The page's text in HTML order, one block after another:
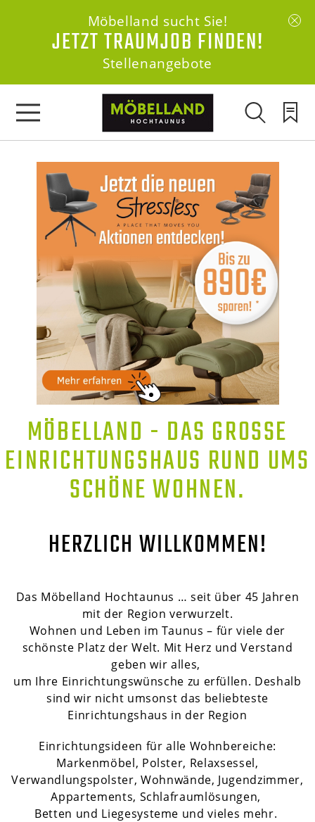
Möbelland sucht Sie!
JETZT TRAUMJOB FINDEN!
Stellenangebote
MÖBELLAND - DAS GROSSE E
INRICHTUNGSHAUS RUND UMS S
CHÖNE WOHNEN.
HERZLICH WILLKOMMEN!
Das Möbelland Hochtaunus … seit über 45 Jahren
mit der Region verwurzelt.
Wohnen und Leben im Taunus – für viele der
schönste Platz der Welt. Mit Herz und Verstand
geben wir alles,
um Ihre Einrichtungswünsche zu erfüllen. Deshalb
sind wir nicht umsonst das beliebteste
Einrichtungshaus in der Region
Einrichtungsideen für alle Wohnbereiche:
Markenmöbel, Polster, Relaxsessel,
Verwandlungspolster, Wohnwände, Jugendzimmer,
Appartements, Schlafraumlösungen,
Betten und Liegesysteme und vieles mehr.